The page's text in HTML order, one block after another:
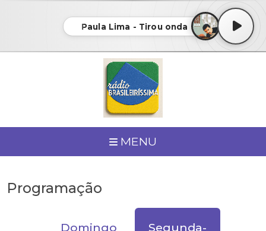
Paula Lima - Tirou onda
MENU
Programação
Domingo
Segunda-